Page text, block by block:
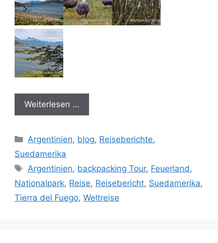
Weiterlesen …
Kategorien
Argentinien, blog, Reiseberichte,
Suedamerika
Schlagwörter
Argentinien, backpacking Tour, Feuerland ,
Nationalpark, Reise, Reisebericht, Suedamerika,
Tierra del Fuego, Weltreise